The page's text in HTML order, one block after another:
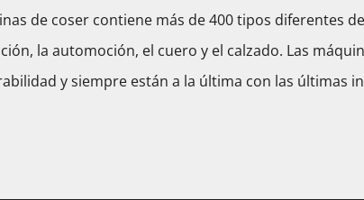
de coser contiene más de 400 tipos diferentes
la automoción, el cuero y el calzado. Las
y siempre están a la última con las últimas